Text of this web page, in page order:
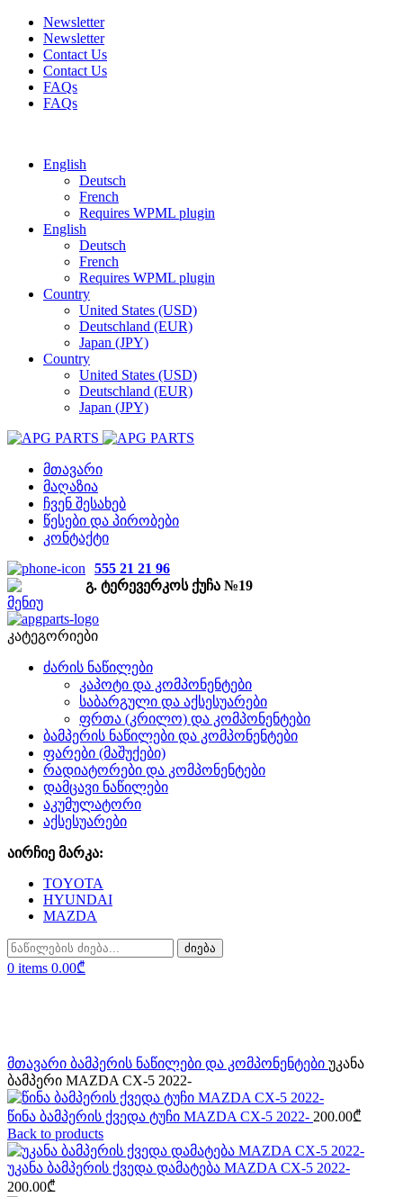
Newsletter
Newsletter
Contact Us
Contact Us
FAQs
FAQs
English
Deutsch
French
Requires WPML plugin
English
Deutsch
French
Requires WPML plugin
Country
United States (USD)
Deutschland (EUR)
Japan (JPY)
Country
United States (USD)
Deutschland (EUR)
Japan (JPY)
მთავარი
მაღაზია
ჩვენ შესახებ
წესები და პირობები
კონტაქტი
555 21 21 96
გ. ტერევერკოს ქუჩა №19
მენიუ
კატეგორიები
ძარის ნაწილები
კაპოტი და კომპონენტები
საბარგული და აქსესუარები
ფრთა (კრილო) და კომპონენტები
ბამპერის ნაწილები და კომპონენტები
ფარები (მაშუქები)
რადიატორები და კომპონენტები
დამცავი ნაწილები
აკუმულატორი
აქსესუარები
აირჩიე მარკა:
TOYOTA
HYUNDAI
MAZDA
ძიება
0 items 0.00₾
მთავარი ბამპერის ნაწილები და კომპონენტები უკანა
ბამპერი MAZDA CX-5 2022-
წინა ბამპერის ქვედა ტუჩი MAZDA CX-5 2022- 200.00₾
Back to products
უკანა ბამპერის ქვედა დამატება MAZDA CX-5 2022-
200.00₾